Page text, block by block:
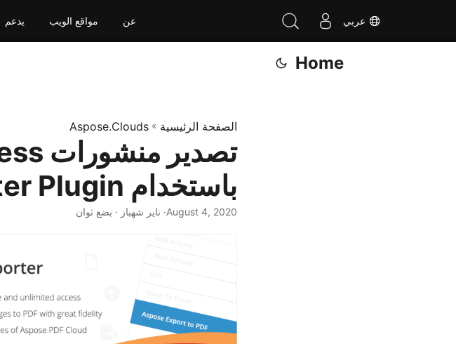
عربي يدعم مواقع الويب عن
Home
الصفحة الرئيسية »
Aspose.Clouds
باستخدام Exporter Plugin
August 4, 2020· ناير شهباز · بضع ثوان